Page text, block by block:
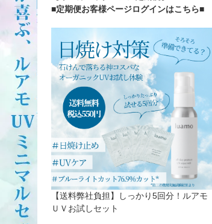
■定期便お客様ページログインはこちら■
【送料弊社負担】しっかり5回分！ルアモ
ＵＶお試しセット